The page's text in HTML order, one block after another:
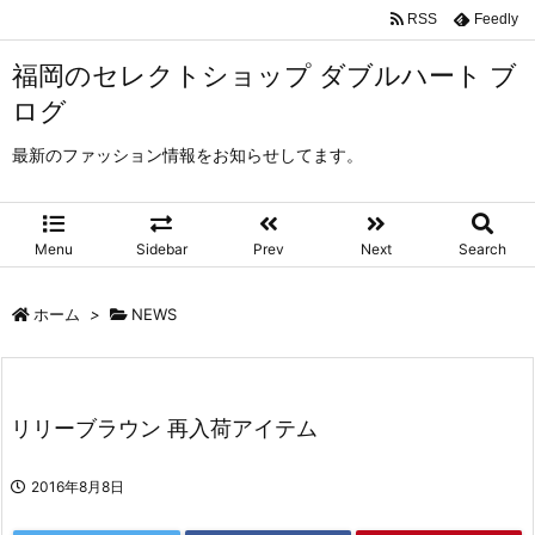
福岡のセレクトショップ ダブルハート ブ
ログ
最新のファッション情報をお知らせしてます。
Menu Sidebar Prev Next Search
RSS Feedly
ホーム > NEWS
リリーブラウン 再入荷アイテム
2016年8月8日